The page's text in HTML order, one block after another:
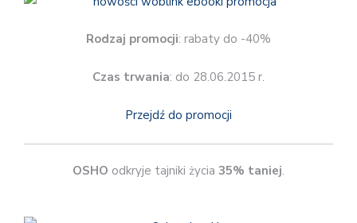
Rodzaj promocji: rabaty do -40%
Czas trwania: do 28.06.2015 r.
Przejdź do promocji
OSHO odkryje tajniki życia 35% taniej.